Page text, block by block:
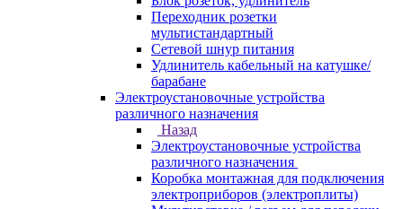
Переходник розетки
мультистандартный
Сетевой шнур питания
Удлинитель кабельный на катушке/
барабане
Электроустановочные устройства
различного назначения
Назад
Электроустановочные устройства
различного назначения
Коробка монтажная для подключения
электроприборов (электроплиты)